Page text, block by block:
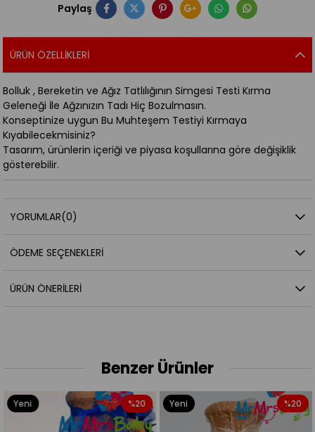
Paylaş
ÜRÜN ÖZELLIKLERI
Bolluk , Bereketin ve Ağız Tatlılığının Simgesi Testi Kırma
Geleneği İle Ağzınızın Tadı Hiç Bozulmasın.
Konseptinize uygun Bu Muhteşem Testiyi Kırmaya
Kıyabilecekmisiniz?
Tasarım, ürünlerin içeriği ve piyasa koşullarına göre değişiklik
gösterebilir.
YORUMLAR(0)
ÖDEME SEÇENEKLERI
ÜRÜN ÖNERILERI
Benzer Ürünler
%20
Yeni
%20
Yeni